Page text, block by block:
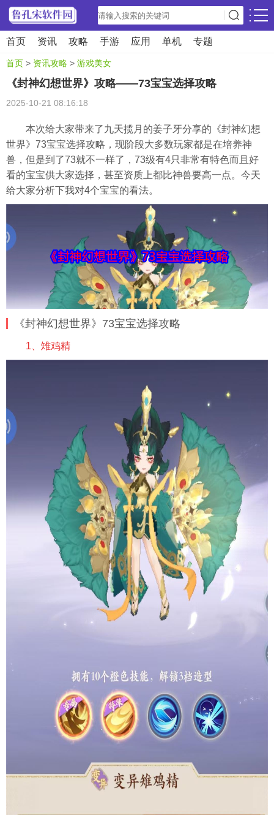
首页 资讯 攻略 手游 应用 单机 专题
首页 > 资讯攻略 > 游戏美女
《封神幻想世界》攻略——73宝宝选择攻略
2025-10-21 08:16:18
本次给大家带来了九天揽月的姜子牙分享的《封神幻想
世界》73宝宝选择攻略，现阶段大多数玩家都是在培养神
兽，但是到了73就不一样了，73级有4只非常有特色而且好
看的宝宝供大家选择，甚至资质上都比神兽要高一点。今天
给大家分析下我对4个宝宝的看法。
《封神幻想世界》73宝宝选择攻略
1、雉鸡精